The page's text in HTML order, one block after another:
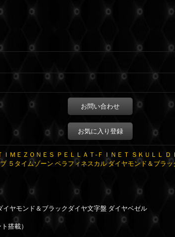
お問い合わせ
お気に入り登録
ＩＭＥＺＯＮＥＳ ＰＥＬＬＡＴ-ＦＩＮＥＴ ＳＫＵＬＬ
５タイムゾーン ペラフィネスカル ダイヤモンド＆ブラッ
ヤモンド＆ブラックダイヤ文字盤 ダイヤベゼル
搭載）